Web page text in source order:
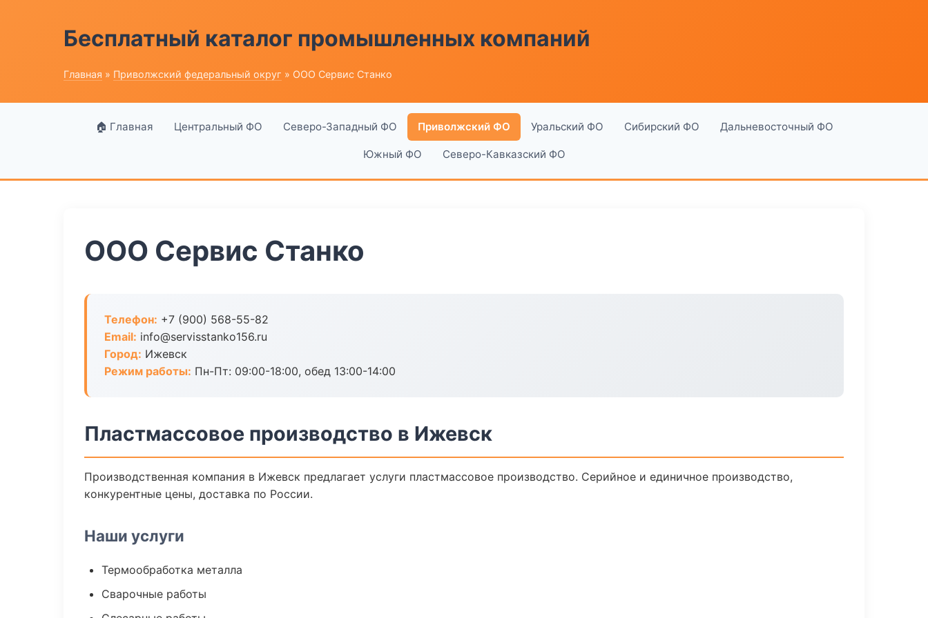
Бесплатный каталог промышленных компаний
Главная » Приволжский федеральный округ » ООО Сервис Станко
🏠 Главная Центральный ФО Северо-Западный ФО Приволжский ФО Уральский ФО Сибирский ФО Дальневосточный ФО
Южный ФО Северо-Кавказский ФО
ООО Сервис Станко
Телефон: +7 (900) 568-55-82
Email: info@servisstanko156.ru
Город: Ижевск
Режим работы: Пн-Пт: 09:00-18:00, обед 13:00-14:00
Пластмассовое производство в Ижевск
Производственная компания в Ижевск предлагает услуги пластмассовое производство. Серийное и единичное производство,
конкурентные цены, доставка по России.
Наши услуги
Термообработка металла
Сварочные работы